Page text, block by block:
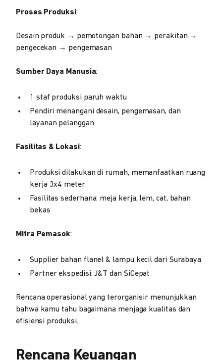
Proses Produksi:
Desain produk → pemotongan bahan → perakitan →
pengecekan → pengemasan
Sumber Daya Manusia:
1 staf produksi paruh waktu
Pendiri menangani desain, pengemasan, dan
layanan pelanggan
Fasilitas & Lokasi:
Produksi dilakukan di rumah, memanfaatkan ruang
kerja 3x4 meter
Fasilitas sederhana: meja kerja, lem, cat, bahan
bekas
Mitra Pemasok:
Supplier bahan flanel & lampu kecil dari Surabaya
Partner ekspedisi: J&T dan SiCepat
Rencana operasional yang terorganisir menunjukkan
bahwa kamu tahu bagaimana menjaga kualitas dan
efisiensi produksi.
Rencana Keuangan